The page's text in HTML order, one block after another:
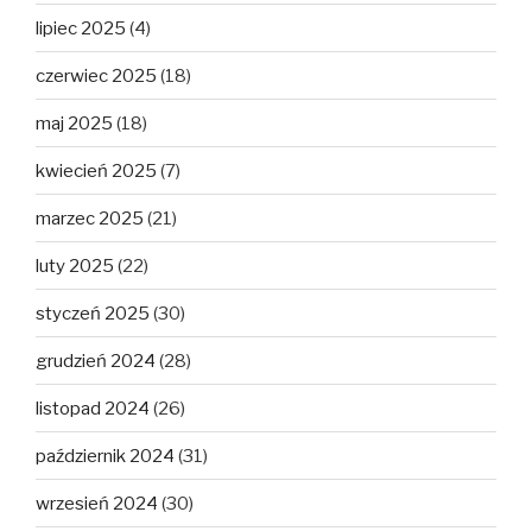
lipiec 2025 (4)
czerwiec 2025 (18)
maj 2025 (18)
kwiecień 2025 (7)
marzec 2025 (21)
luty 2025 (22)
styczeń 2025 (30)
grudzień 2024 (28)
listopad 2024 (26)
październik 2024 (31)
wrzesień 2024 (30)